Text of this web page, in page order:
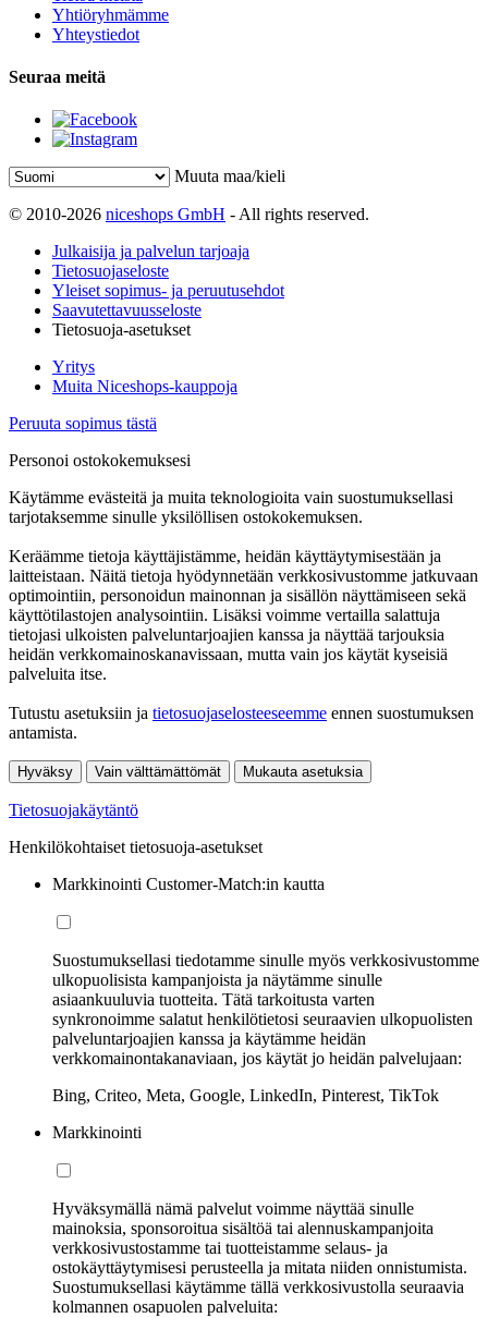
Yhtiöryhmämme
Yhteystiedot
Seuraa meitä
Muuta maa/kieli
© 2010-2026 niceshops GmbH - All rights reserved.
Julkaisija ja palvelun tarjoaja
Tietosuojaseloste
Yleiset sopimus- ja peruutusehdot
Saavutettavuusseloste
Tietosuoja-asetukset
Yritys
Muita Niceshops-kauppoja
Peruuta sopimus tästä
Personoi ostokokemuksesi
Käytämme evästeitä ja muita teknologioita vain suostumuksellasi
tarjotaksemme sinulle yksilöllisen ostokokemuksen.
Keräämme tietoja käyttäjistämme, heidän käyttäytymisestään ja
laitteistaan. Näitä tietoja hyödynnetään verkkosivustomme jatkuvaan
optimointiin, personoidun mainonnan ja sisällön näyttämiseen sekä
käyttötilastojen analysointiin. Lisäksi voimme vertailla salattuja
tietojasi ulkoisten palveluntarjoajien kanssa ja näyttää tarjouksia
heidän verkkomainoskanavissaan, mutta vain jos käytät kyseisiä
palveluita itse.
Tutustu asetuksiin ja tietosuojaselosteeseemme ennen suostumuksen
antamista.
Hyväksy Vain välttämättömät Mukauta asetuksia
Tietosuojakäytäntö
Henkilökohtaiset tietosuoja-asetukset
Markkinointi Customer-Match:in kautta
Suostumuksellasi tiedotamme sinulle myös verkkosivustomme
ulkopuolisista kampanjoista ja näytämme sinulle
asiaankuuluvia tuotteita. Tätä tarkoitusta varten
synkronoimme salatut henkilötietosi seuraavien ulkopuolisten
palveluntarjoajien kanssa ja käytämme heidän
verkkomainontakanaviaan, jos käytät jo heidän palvelujaan:
Bing, Criteo, Meta, Google, LinkedIn, Pinterest, TikTok
Markkinointi
Hyväksymällä nämä palvelut voimme näyttää sinulle
mainoksia, sponsoroitua sisältöä tai alennuskampanjoita
verkkosivustostamme tai tuotteistamme selaus- ja
ostokäyttäytymisesi perusteella ja mitata niiden onnistumista.
Suostumuksellasi käytämme tällä verkkosivustolla seuraavia
kolmannen osapuolen palveluita: